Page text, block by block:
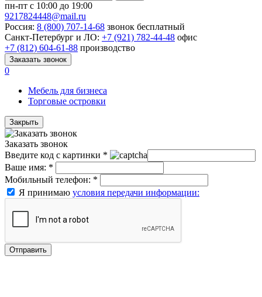
пн-пт с 10:00 до 19:00
9217824448@mail.ru
Россия: 8 (800) 707-14-68 звонок бесплатный
Санкт-Петербург и ЛО: +7 (921) 782-44-48 офис
+7 (812) 604-61-88 производство
Заказать звонок
0
Мебель для бизнеса
Торговые островки
Закрыть
Заказать звонок
Введите код с картинки *
Ваше имя: *
Мобильный телефон: *
Я принимаю условия передачи информации:
Отправить